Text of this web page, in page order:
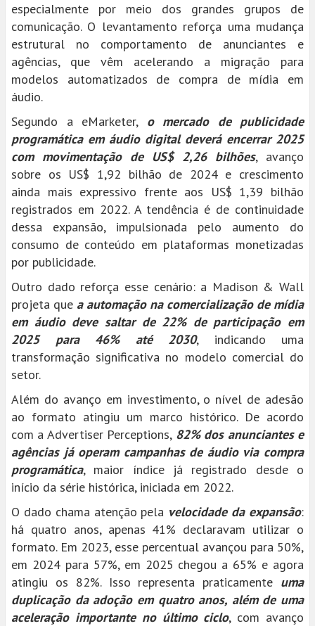
especialmente por meio dos grandes grupos de
comunicação. O levantamento reforça uma mudança
estrutural no comportamento de anunciantes e
agências, que vêm acelerando a migração para
modelos automatizados de compra de mídia em
áudio.
Segundo a eMarketer, o mercado de publicidade
programática em áudio digital deverá encerrar 2025
com movimentação de US$ 2,26 bilhões, avanço
sobre os US$ 1,92 bilhão de 2024 e crescimento
ainda mais expressivo frente aos US$ 1,39 bilhão
registrados em 2022. A tendência é de continuidade
dessa expansão, impulsionada pelo aumento do
consumo de conteúdo em plataformas monetizadas
por publicidade.
Outro dado reforça esse cenário: a Madison & Wall
projeta que a automação na comercialização de mídia
em áudio deve saltar de 22% de participação em
2025 para 46% até 2030, indicando uma
transformação significativa no modelo comercial do
setor.
Além do avanço em investimento, o nível de adesão
ao formato atingiu um marco histórico. De acordo
com a Advertiser Perceptions, 82% dos anunciantes e
agências já operam campanhas de áudio via compra
programática, maior índice já registrado desde o
início da série histórica, iniciada em 2022.
O dado chama atenção pela velocidade da expansão:
há quatro anos, apenas 41% declaravam utilizar o
formato. Em 2023, esse percentual avançou para 50%,
em 2024 para 57%, em 2025 chegou a 65% e agora
atingiu os 82%. Isso representa praticamente uma
duplicação da adoção em quatro anos, além de uma
aceleração importante no último ciclo, com avanço